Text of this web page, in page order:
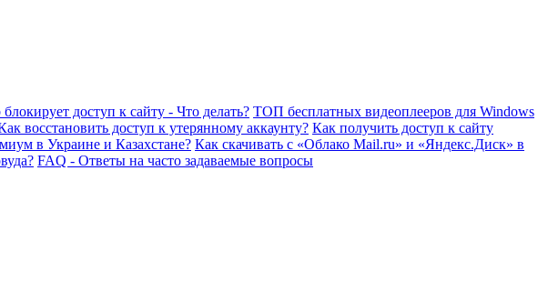
доступ к сайту - Что делать? ТОП бесплатных видеоплееров для Windows
восстановить доступ к утерянному аккаунту? Как получить доступ к сайту
в Украине и Казахстане? Как скачивать с «Облако Mail.ru» и «Яндекс.Диск» в
FAQ - Ответы на часто задаваемые вопросы